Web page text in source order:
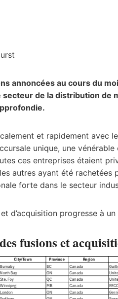
annoncées au cours du
de la distribution de
et rapidement avec
unique, une
ces entreprises étaient
autres ayant été
forte dans le secteur
d’acquisition progresse à
fusions et